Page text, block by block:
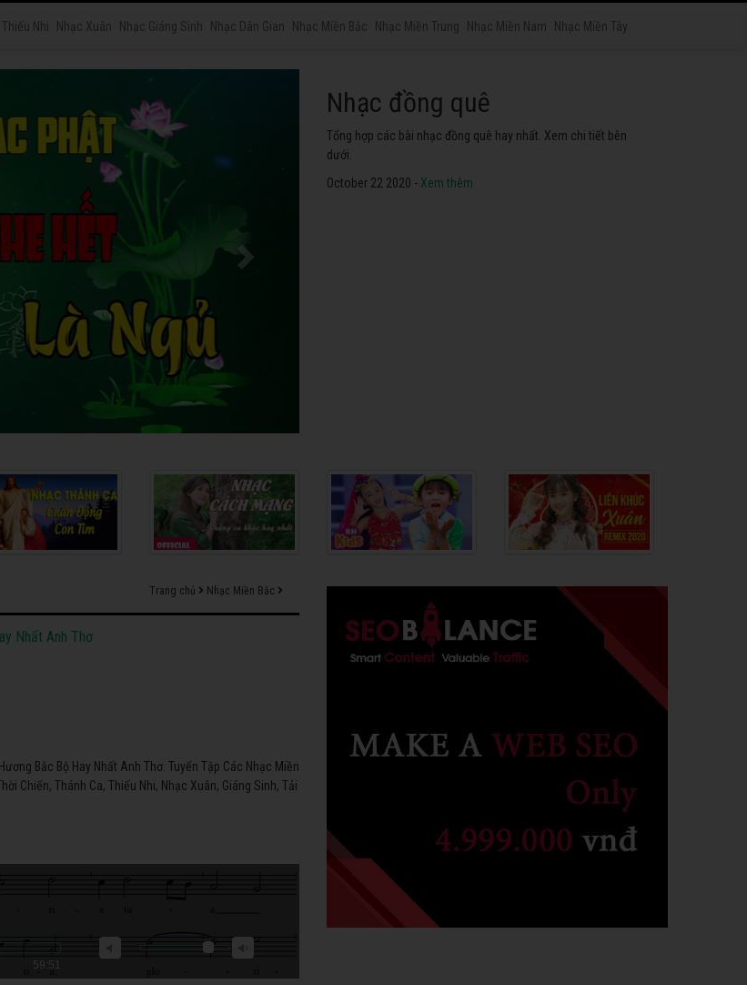
Nhi Nhạc Xuân Nhạc Giáng Sinh Nhạc Dân Gian Nhạc Miền Bắc Nhạc Miền Trung Nhạc Miền Nam Nhạc Miền Tây
Nhạc phật
Tuyển tập các bài nhạc thánh ca hay nhất. Không thể không
nghe thử.
October 22 2020 - Xem thêm
Trang chủ Nhạc Miền Bắc
Nhất Anh Thơ
Bắc Bộ Hay Nhất Anh Thơ. Tuyển Tập Các Nhạc Miền
Chiến, Thánh Ca, Thiếu Nhi, Nhạc Xuân, Giáng Sinh, Tải
59:51